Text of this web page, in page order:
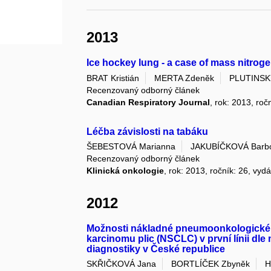
2013
Ice hockey lung - a case of mass
BRAT Kristián MERTA Zdeněk
Recenzovaný odborný článek
Canadian Respiratory Journal , rok: 2013,
Léčba závislosti na tabáku
ŠEBESTOVÁ Marianna
JAKUBÍČKOVÁ
Recenzovaný odborný článek
Klinická onkologie , rok: 2013, ročník: 26,
2012
Možnosti nákladné
karcinomu plic (NSCLC) v první línii
diagnostiky v České republice
SKŘIČKOVÁ Jana BORTLÍČEK Zbyněk